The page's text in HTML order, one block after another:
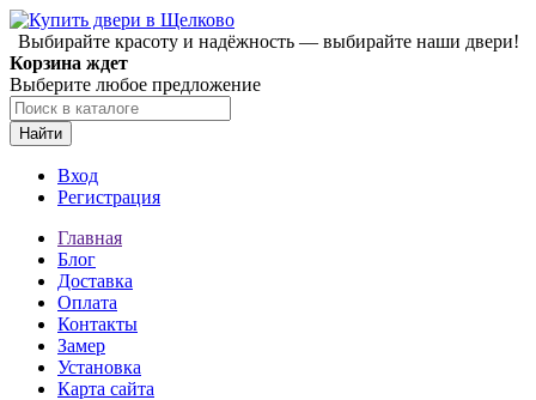
Выбирайте красоту и надёжность — выбирайте наши двери!
Корзина ждет
Выберите любое предложение
Найти
Вход
Регистрация
Главная
Блог
Доставка
Оплата
Контакты
Замер
Установка
Карта сайта